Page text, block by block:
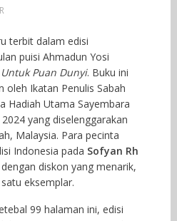
terbit dalam edisi
puisi Ahmadun Yosi
Puan Dunyi. Buku ini
oleh Ikatan Penulis Sabah
Hadiah Utama Sayembara
yang diselenggarakan
Malaysia. Para pecinta
Indonesia pada Sofyan Rh
dengan diskon yang menarik,
eksemplar.
99 halaman ini, edisi